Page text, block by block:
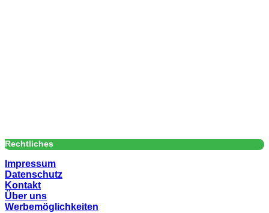
Rechtliches
Impressum
Datenschutz
Kontakt
Über uns
Werbemöglichkeiten